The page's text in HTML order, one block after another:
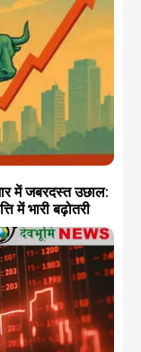
में जबरदस्त उछाल:
भारी बढ़ोतरी